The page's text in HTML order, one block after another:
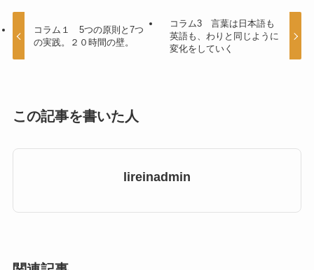
コラム１ 5つの原則と7つ
の実践。２０時間の壁。
コラム3 言葉は日本語も
英語も、わりと同じように
変化をしていく
この記事を書いた人
lireinadmin